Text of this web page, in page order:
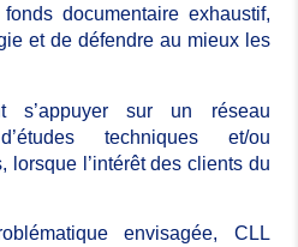
documentaire exhaustif,
et de défendre au mieux les
s’appuyer sur un réseau
techniques et/ou
lorsque l’intérêt des clients du
envisagée, CLL